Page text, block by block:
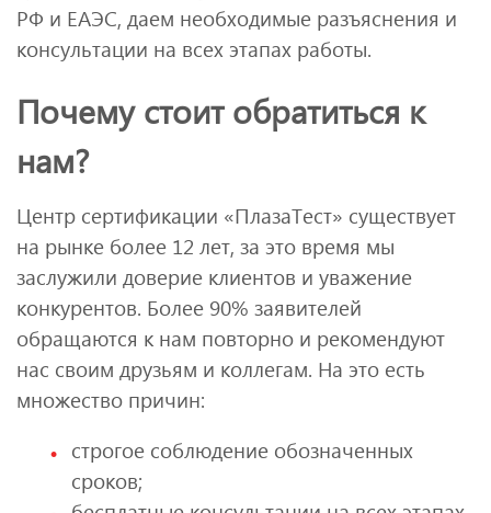
РФ и ЕАЭС, даем необходимые разъяснения и
консультации на всех этапах работы.
Почему стоит обратиться к
нам?
Центр сертификации «ПлазаТест» существует
на рынке более 12 лет, за это время мы
заслужили доверие клиентов и уважение
конкурентов. Более 90% заявителей
обращаются к нам повторно и рекомендуют
нас своим друзьям и коллегам. На это есть
множество причин:
строгое соблюдение обозначенных
сроков;